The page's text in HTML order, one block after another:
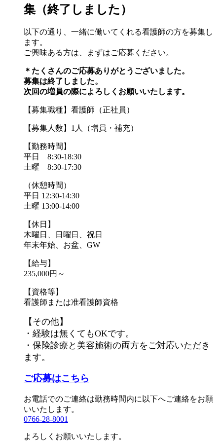
集（終了しました）
以下の通り、一緒に働いてくれる看護師の方を募集し
ます。
ご興味ある方は、まずはご応募ください。
＊たくさんのご応募ありがとうございました。
募集は終了しました。
次回の増員の際によろしくお願いいたします。
【募集職種】看護師（正社員）
【募集人数】1人（増員・補充）
【勤務時間】
平日 8:30-18:30
土曜 8:30-17:30
（休憩時間）
平日 12:30-14:30
土曜 13:00-14:00
【休日】
木曜日、日曜日、祝日
年末年始、お盆、GW
【給与】
235,000円～
【資格等】
看護師または准看護師資格
【その他】
・経験は無くてもOKです。
・保険診療と美容施術の両方をご対応いただき
ます。
ご応募はこちら
お電話でのご連絡は勤務時間内に以下へご連絡をお願
いいたします。
0766-28-8001
よろしくお願いいたします。